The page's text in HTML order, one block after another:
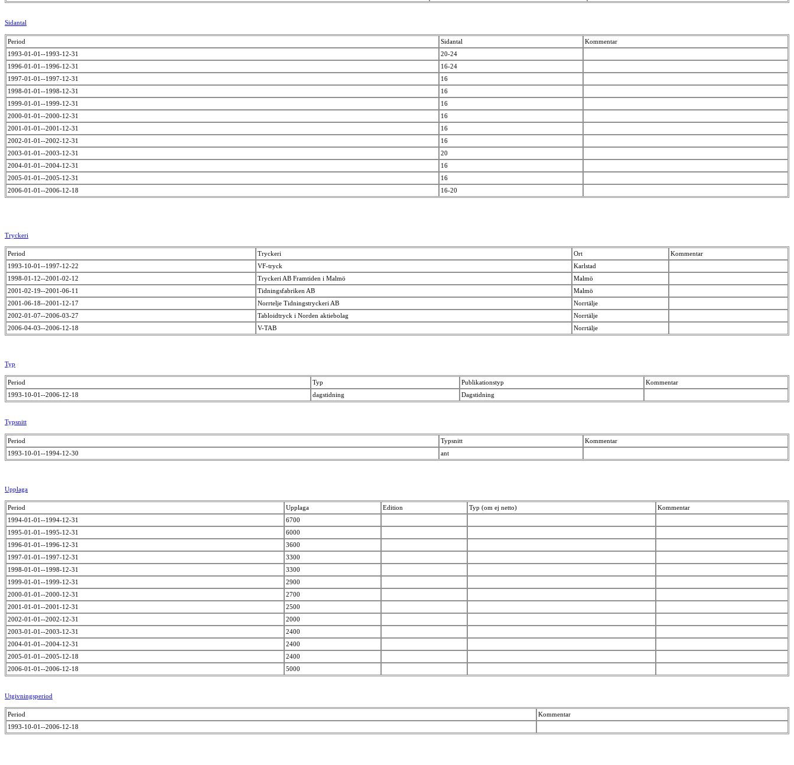
Sidantal
Period Sidantal
Kommentar
1993-01-01--1993-12-31
20-24
1996-01-01--1996-12-31
16-24
1997-01-01--1997-12-31
16
1998-01-01--1998-12-31
16
1999-01-01--1999-12-31
16
2000-01-01--2000-12-31
16
2001-01-01--2001-12-31
16
2002-01-01--2002-12-31
16
2003-01-01--2003-12-31
20
2004-01-01--2004-12-31
16
2005-01-01--2005-12-31
16
2006-01-01--2006-12-18
16-20
Tryckeri
Period Tryckeri Ort
Kommentar
1993-10-01--1997-12-22
VF-tryck
Karlstad
1998-01-12--2001-02-12
Tryckeri AB Framtiden i Malmö
Malmö
2001-02-19--2001-06-11
Tidningsfabriken AB
Malmö
2001-06-18--2001-12-17
Norrtelje Tidningstryckeri AB
Norrtälje
2002-01-07--2006-03-27
Tabloidtryck i Norden aktiebolag
Norrtälje
2006-04-03--2006-12-18
V-TAB Norrtälje
Typ
Period Typ Publikationstyp
Kommentar
1993-10-01--2006-12-18
dagstidning Dagstidning
Typsnitt
Period Typsnitt
Kommentar
1993-10-01--1994-12-30
ant
Upplaga
Period Upplaga Edition Typ (om ej netto)
Kommentar
1994-01-01--1994-12-31
6700
1995-01-01--1995-12-31
6000
1996-01-01--1996-12-31
3600
1997-01-01--1997-12-31
3300
1998-01-01--1998-12-31
3300
1999-01-01--1999-12-31
2900
2000-01-01--2000-12-31
2700
2001-01-01--2001-12-31
2500
2002-01-01--2002-12-31
2000
2003-01-01--2003-12-31
2400
2004-01-01--2004-12-31
2400
2005-01-01--2005-12-18
2400
2006-01-01--2006-12-18
5000
Utgivningsperiod
Period
Kommentar
1993-10-01--2006-12-18